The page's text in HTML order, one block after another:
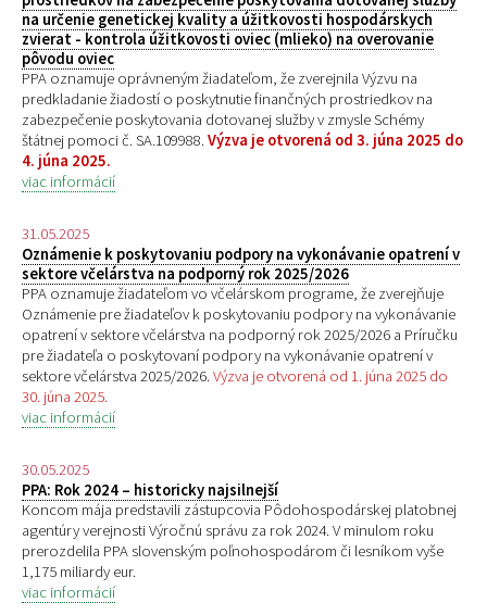
na určenie genetickej kvality a úžitkovosti hospodárskych
zvierat - kontrola úžitkovosti oviec (mlieko) na overovanie
pôvodu oviec
PPA oznamuje oprávneným žiadateľom, že zverejnila Výzvu na
predkladanie žiadostí o poskytnutie finančných prostriedkov na
zabezpečenie poskytovania dotovanej služby v zmysle Schémy
štátnej pomoci č. SA.109988.Výzva je otvorená od 3. júna 2025 do
4. júna 2025.
viac informácií
31.05.2025
Oznámenie k poskytovaniu podpory na vykonávanie opatrení v
sektore včelárstva na podporný rok 2025/2026
PPA oznamuje žiadateľom vo včelárskom programe, že zverejňuje
Oznámenie pre žiadateľov k poskytovaniu podpory na vykonávanie
opatrení v sektore včelárstva na podporný rok 2025/2026 a Príručku
pre žiadateľa o poskytovaní podpory na vykonávanie opatrení v
sektore včelárstva 2025/2026.Výzva je otvorená od 1. júna 2025 do
30. júna 2025.
viac informácií
30.05.2025
PPA: Rok 2024 – historicky najsilnejší
Koncom mája predstavili zástupcovia Pôdohospodárskej platobnej
agentúry verejnosti Výročnú správu za rok 2024. V minulom roku
prerozdelila PPA slovenským poľnohospodárom či lesníkom vyše
1,175 miliardy eur.
viac informácií